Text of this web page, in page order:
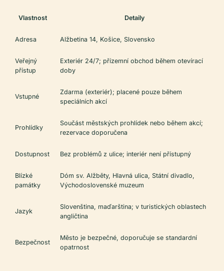
Vlastnost Detaily
Adresa Alžbetina 14, Košice, Slovensko
Veřejný
přístup
Exteriér 24/7; přízemní obchod během otevírací
doby
Vstupné
Zdarma (exteriér); placené pouze během
speciálních akcí
Prohlídky
Součást městských prohlídek nebo během akcí;
rezervace doporučena
Dostupnost Bez problémů z ulice; interiér není přístupný
Blízké
památky
Dóm sv. Alžběty, Hlavná ulica, Státní divadlo,
Východoslovenské muzeum
Jazyk
Slovenština, maďarština; v turistických oblastech
angličtina
Bezpečnost
Město je bezpečné, doporučuje se standardní
opatrnost